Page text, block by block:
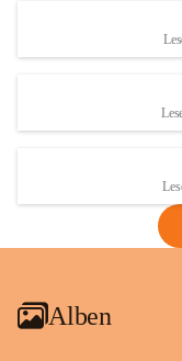
Rebe und der
Anhang VBl.
1 Seite•1,4 MB
VBl. EU Nr.
Alben